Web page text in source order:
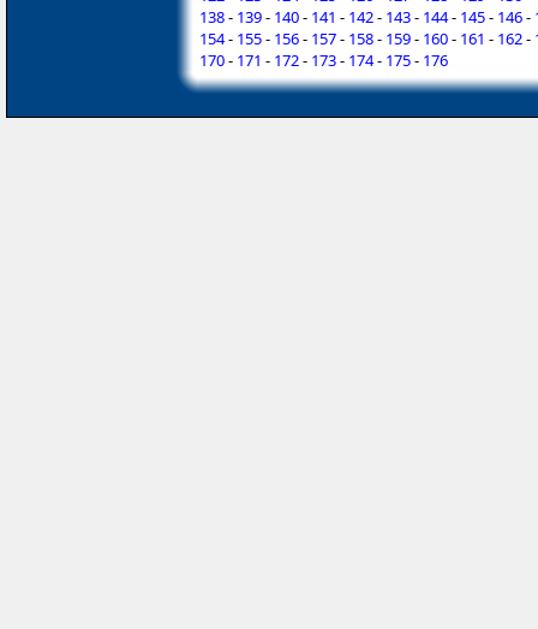
138- 139- 140- 141 - 142- 143- 144- 145- 146-
154- 155- 156- 157- 158- 159- 160- 161 - 162-
170- 171 - 172- 173- 174- 175- 176